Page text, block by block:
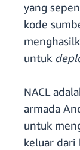
yang
kode
untuk
NACL
armada
untuk
keluar dari